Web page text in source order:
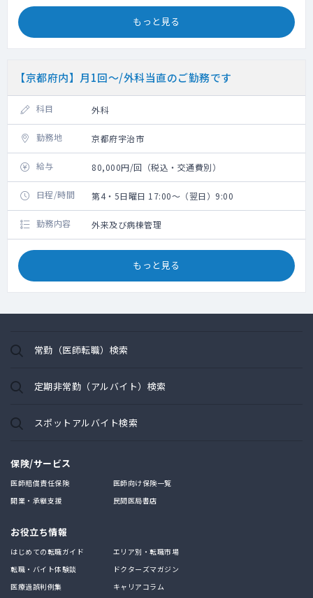
もっと見る
【京都府内】月1回～/外科当直のご勤務です
科目 外科
勤務地 京都府宇治市
給与 80,000円/回（税込・交通費別）
日程/時間 第4・5日曜日 17:00～（翌日）9:00
勤務内容 外来及び病棟管理
もっと見る
常勤（医師転職）検索
定期非常勤（アルバイト）検索
スポットアルバイト検索
保険/サービス
医師賠償責任保険
医師向け保険一覧
開業・承継支援
民間医局書店
お役立ち情報
はじめての転職ガイド
エリア別・転職市場
転職・バイト体験談
ドクターズマガジン
医療過誤判例集
キャリアコラム